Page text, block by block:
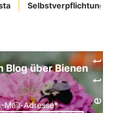
Selbstverpflichtung
Blog über Bienen
Mail-Adresse*